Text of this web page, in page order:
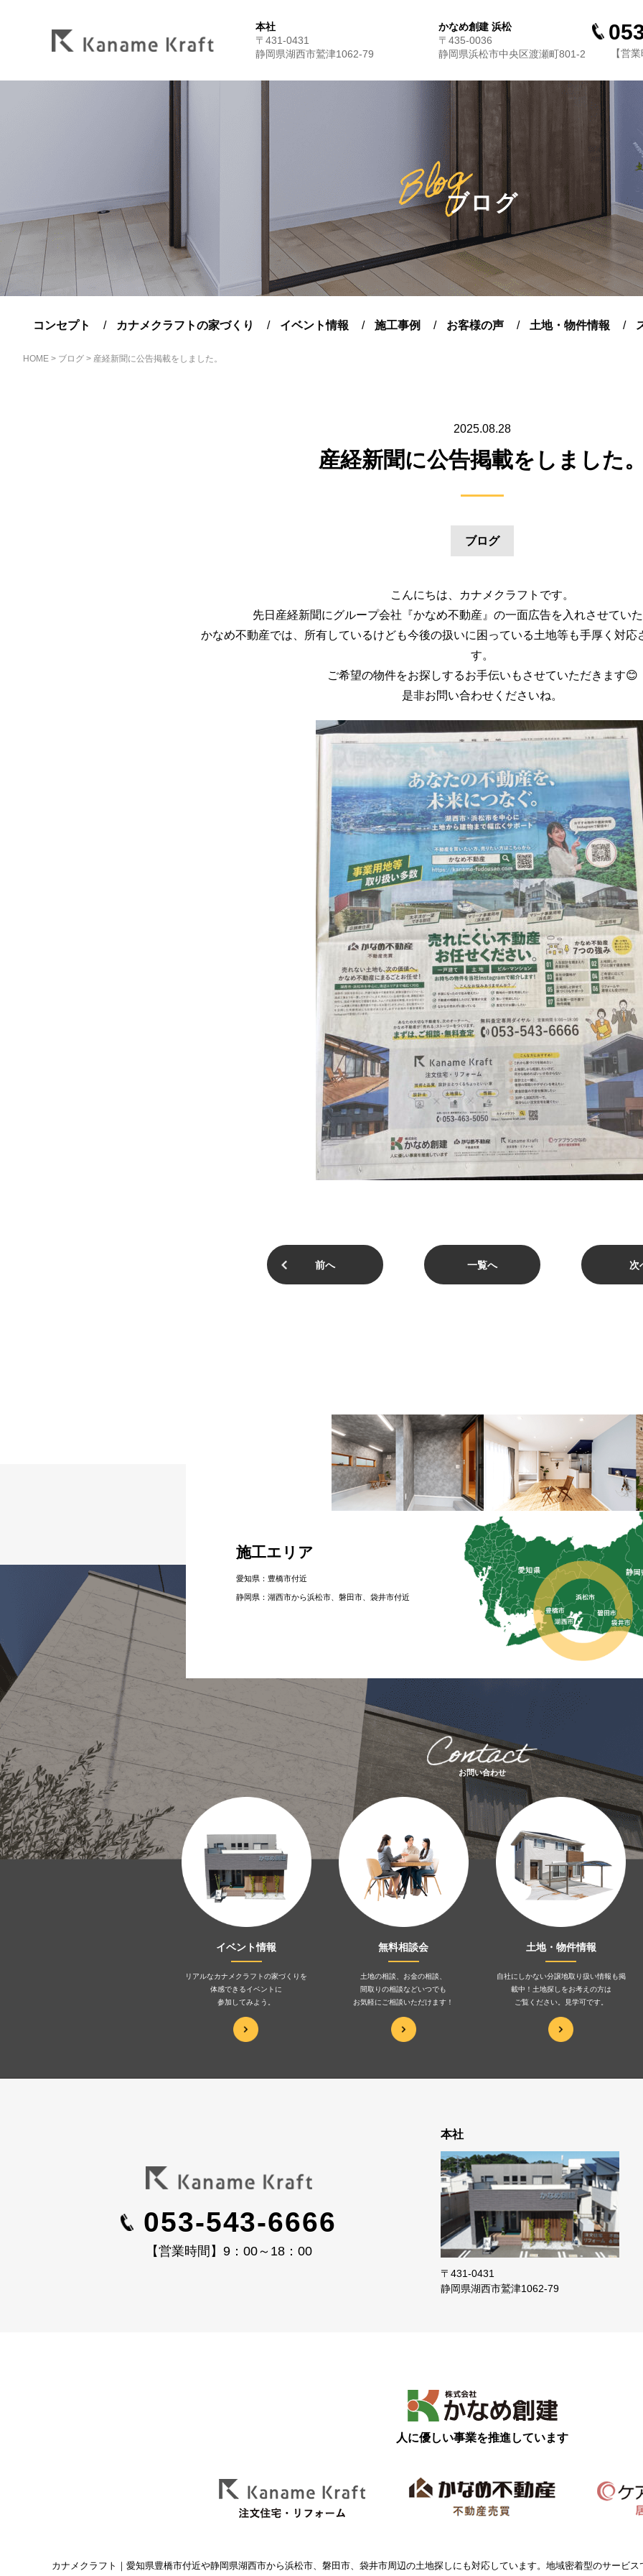
本社
〒431-0431
静岡県湖西市鷲津1062-79
かなめ創建 浜松
〒435-0036
静岡県浜松市中央区渡瀬町801-2
【営
ブログ
コンセプト カナメクラフトの家づくり イベント情報 施工事例 お客様の声 土地・物件情報
HOME > ブログ > 産経新聞に公告掲載をしました。
2025.08.28
産経新聞に公告掲載をしました
ブログ
こんにちは、カナメクラフトです。
先日産経新聞にグループ会社『かなめ不動産』の一面広告を入れさせてい
かなめ不動産では、所有しているけども今後の扱いに困っている土地等も手厚く対応
す。
ご希望の物件をお探しするお手伝いもさせていただきます😊
是非お問い合わせくださいね。
前へ 一覧へ 次
施工エリア
愛知県：豊橋市付近
静岡県：湖⻄市から浜松市、磐⽥市、袋井市付近
お問い合わせ
イベント情報
リアルなカナメクラフトの家づくりを
体感できるイベントに
参加してみよう。
無料相談会
土地の相談、お金の相談、
間取りの相談などいつでも
お気軽にご相談いただけます！
土地・物件情報
自社にしかない分譲地取り扱い情報も掲
載中！土地探しをお考えの方は
ご覧ください。見学可です。
053-543-6666
【営業時間】9：00～18：00
本社
〒431-0431
静岡県湖西市鷲津1062-79
人に優しい事業を推進しています
カナメクラフト ｜愛知県豊橋市付近や静岡県湖西市から浜松市、磐田市、袋井市周辺の土地探しにも対応しています。地域密着型のサービ